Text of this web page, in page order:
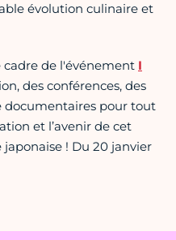
évolution culinaire et
cadre de l'événement I
des conférences, des
documentaires pour tout
et l’avenir de cet
! Du 20 janvier